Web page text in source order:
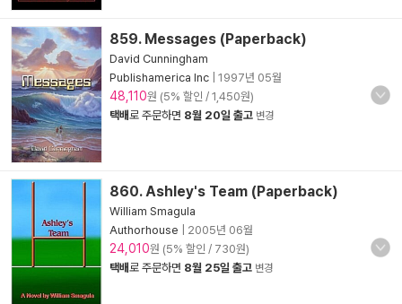
859. Messages (Paperback)
David Cunningham
Publishamerica Inc
1997년 05월
48,110원 (5% 할인 / 1,450원)
택배로 주문하면 8월 20일 출고 변경
860. Ashley's Team (Paperback)
William Smagula
Authorhouse
2005년 06월
24,010원 (5% 할인 / 730원)
택배로 주문하면 8월 25일 출고 변경